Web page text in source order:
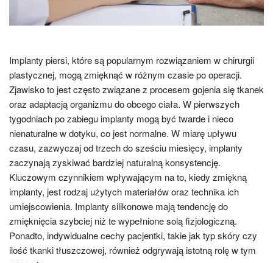
Implanty piersi, które są popularnym rozwiązaniem w chirurgii
plastycznej, mogą zmięknąć w różnym czasie po operacji.
Zjawisko to jest często związane z procesem gojenia się tkanek
oraz adaptacją organizmu do obcego ciała. W pierwszych
tygodniach po zabiegu implanty mogą być twarde i nieco
nienaturalne w dotyku, co jest normalne. W miarę upływu
czasu, zazwyczaj od trzech do sześciu miesięcy, implanty
zaczynają zyskiwać bardziej naturalną konsystencję.
Kluczowym czynnikiem wpływającym na to, kiedy zmiękną
implanty, jest rodzaj użytych materiałów oraz technika ich
umiejscowienia. Implanty silikonowe mają tendencję do
zmięknięcia szybciej niż te wypełnione solą fizjologiczną.
Ponadto, indywidualne cechy pacjentki, takie jak typ skóry czy
ilość tkanki tłuszczowej, również odgrywają istotną rolę w tym